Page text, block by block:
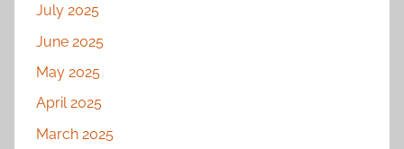
July 2025
June 2025
May 2025
April 2025
March 2025